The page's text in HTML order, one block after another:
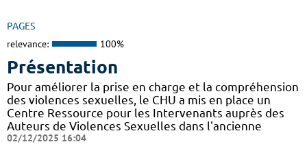
PAGES
relevance: 100%
Présentation
Pour améliorer la prise en charge et la compréhension
des violences sexuelles, le CHU a mis en place un
Centre Ressource pour les Intervenants auprès des
Auteurs de Violences Sexuelles dans l'ancienne
02/12/2025 16:04